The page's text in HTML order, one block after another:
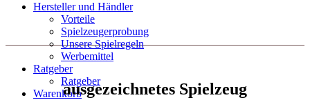
Hersteller und Händler
Vorteile
Spielzeugerprobung
Unsere Spielregeln
Werbemittel
Ratgeber
Ratgeber
Warenkorbausgezeichnetes Spielzeug